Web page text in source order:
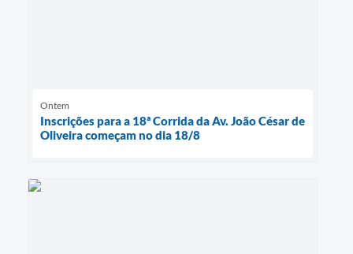
Ontem
Inscrições para a 18ª Corrida da Av. João César de
Oliveira começam no dia 18/8